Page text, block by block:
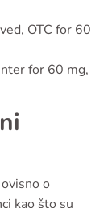
OTC for 60
for 60 mg,
o
kao što su